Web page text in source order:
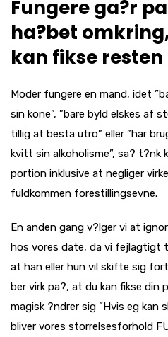
Fungere ga?r
ha?bet
kan fikse
Moder fungere en mand, idet
sin kone”, ”bare byld elskes af
tillig at besta utro” eller ”har
kvitt sin alkoholisme”, sa? t?nk
portion inklusive at negliger
fuldkommen forestillingsevne.
En anden gang v?lger vi at
hos vores date, da vi fejlagtigt
at han eller hun vil skifte sig
ber virk pa?, at du kan fikse din
magisk ?ndrer sig ”Hvis eg kan
bliver vores storrelsesforhold